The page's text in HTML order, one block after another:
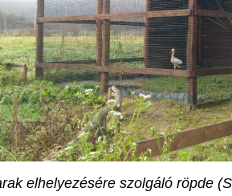
elhelyezésére szolgáló röpde